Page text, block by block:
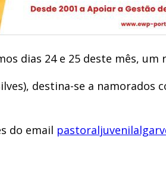
dias 24 e 25 deste mês,
destina-se a namorados
do email